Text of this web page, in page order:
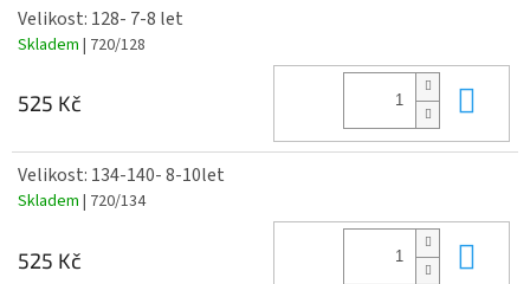
Velikost: 128- 7-8 let
Skladem | 720/128
525 Kč
Velikost: 134-140- 8-10let
Skladem | 720/134
525 Kč